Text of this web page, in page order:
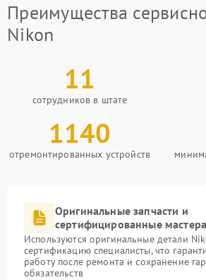
Преимущества
Nikon
11
сотрудников в штате
1140
отремонтированных устройств
Оригинальные запчасти и
сертифицированные мастера
Используются оригинальные детали
сертификацию специалисты, что
работу после ремонта и сохранение
обязательств